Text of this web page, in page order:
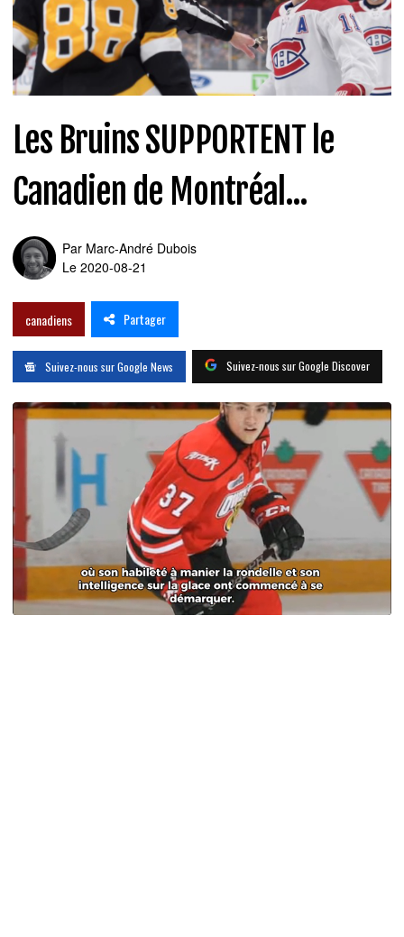
Les Bruins SUPPORTENT le
Canadien de Montréal...
Par Marc-André Dubois
Le 2020-08-21
canadiens Partager
Suivez-nous sur Google News Suivez-nous sur Google Discover